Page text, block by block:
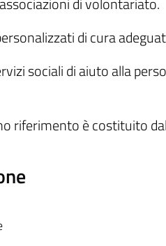
di volontariato.
di cura
sociali di aiuto alla
riferimento è costituito dal